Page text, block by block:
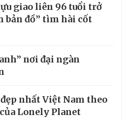
giao liên 96 tuổi trở
bản đồ” tìm hài cốt
nơi đại ngàn
nhất Việt Nam theo
Lonely Planet